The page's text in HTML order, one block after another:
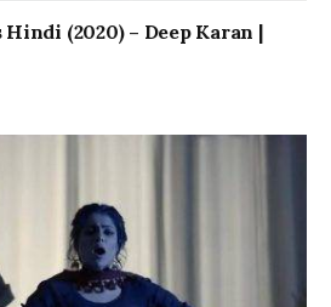
(2020) – Deep Karan |